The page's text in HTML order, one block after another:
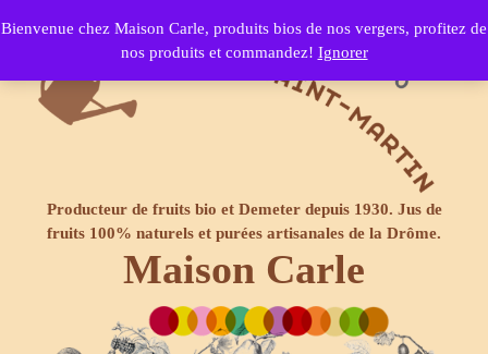
Producteur de fruits bio et Demeter depuis 1930. Jus de
fruits 100% naturels et purées artisanales de la Drôme.
Maison Carle
Bienvenue chez Maison Carle, produits bios de nos vergers, profitez de
nos produits et commandez! Ignorer